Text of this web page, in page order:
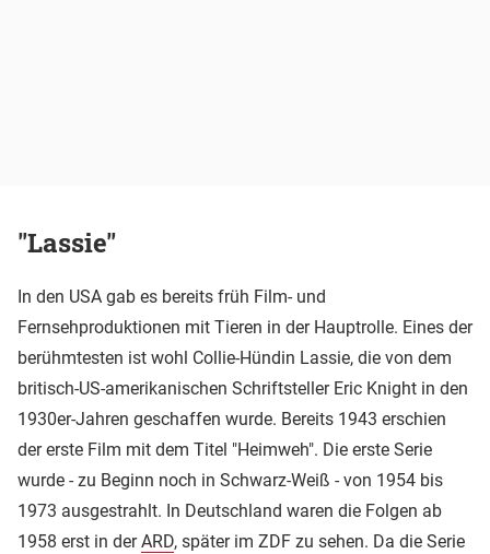
"Lassie"
In den USA gab es bereits früh Film- und
Fernsehproduktionen mit Tieren in der Hauptrolle. Eines der
berühmtesten ist wohl Collie-Hündin Lassie, die von dem
britisch-US-amerikanischen Schriftsteller Eric Knight in den
1930er-Jahren geschaffen wurde. Bereits 1943 erschien
der erste Film mit dem Titel "Heimweh". Die erste Serie
wurde - zu Beginn noch in Schwarz-Weiß - von 1954 bis
1973 ausgestrahlt. In Deutschland waren die Folgen ab
1958 erst in derARD, später im ZDF zu sehen. Da die Serie